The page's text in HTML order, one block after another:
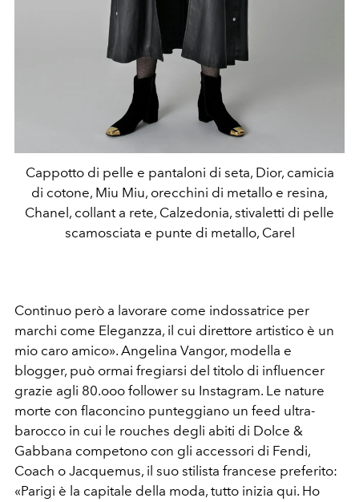
Cappotto di pelle e pantaloni di seta, Dior, camicia
di cotone, Miu Miu, orecchini di metallo e resina,
Chanel, collant a rete, Calzedonia, stivaletti di pelle
scamosciata e punte di metallo, Carel
Continuo però a lavorare come indossatrice per
marchi come Eleganzza, il cui direttore artistico è un
mio caro amico». Angelina Vangor, modella e
blogger, può ormai fregiarsi del titolo di influencer
grazie agli 80.ooo follower su Instagram. Le nature
morte con flaconcino punteggiano un feed ultra-
barocco in cui le rouches degli abiti di Dolce &
Gabbana competono con gli accessori di Fendi,
Coach o Jacquemus, il suo stilista francese preferito:
«Parigi è la capitale della moda, tutto inizia qui. Ho